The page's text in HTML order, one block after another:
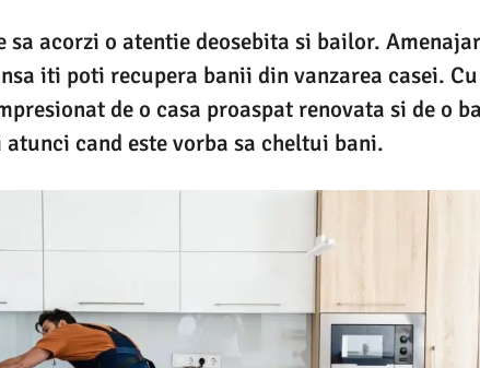
sa acorzi o atentie deosebita si bailor.
iti poti recupera banii din vanzarea casei.
de o casa proaspat renovata si de o
atunci cand este vorba sa cheltui bani.